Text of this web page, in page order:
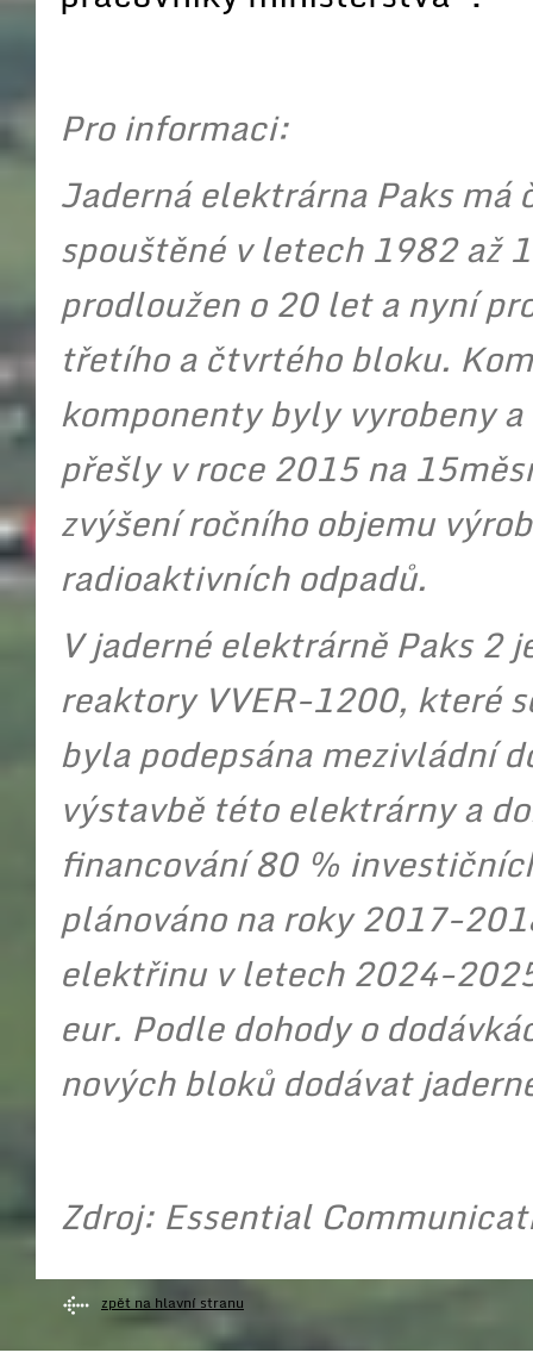
Pro informaci:
Jaderná elektrárna Paks
spouštěné v letech 1982 až
prodloužen o 20 let a nyní
třetího a čtvrtého bloku.
komponenty byly vyrobeny
přešly v roce 2015 na
zvýšení ročního objemu
radioaktivních odpadů.
V jaderné elektrárně Paks 2
reaktory VVER-1200, které
byla podepsána mezivládní
výstavbě této elektrárny a
financování 80 %
plánováno na roky 2017-
elektřinu v letech 2024-
eur. Podle dohody o
nových bloků dodávat
Zdroj: Essential
zpět na hlavní stranu